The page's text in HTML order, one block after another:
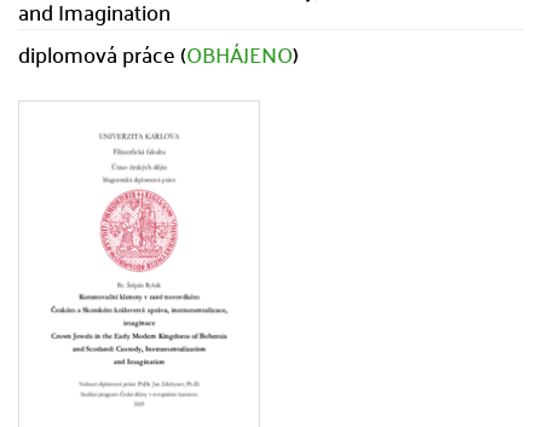
and Imagination
diplomová práce (OBHÁJENO)